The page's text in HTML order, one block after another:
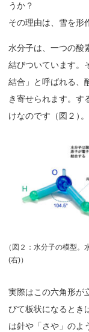
うか？
その理由は、雪を形
水分子は、一つの酸
結びついています。
結合」と呼ばれる、
き寄せられます。す
けなのです（図２ ） 。
（ 図２：水分子の模型。
(右)）
実際はこの六角形が
びて板状になるとき
は針や「さや」のよ